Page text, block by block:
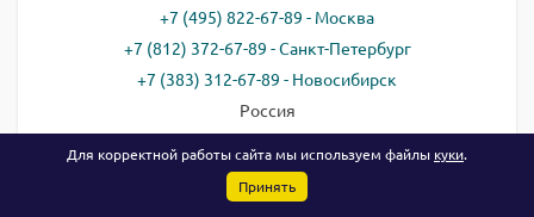
+7 (495) 822-67-89 - Москва
+7 (812) 372-67-89 - Санкт-Петербург
+7 (383) 312-67-89 - Новосибирск
Россия
email:all@ready.website
Для корректной работы сайта мы используем файлы куки.
Принять